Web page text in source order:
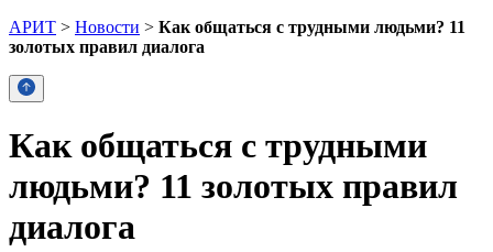
АРИТ > Новости > Как общаться с трудными людьми? 11
золотых правил диалога
Как общаться с трудными
людьми? 11 золотых правил
диалога